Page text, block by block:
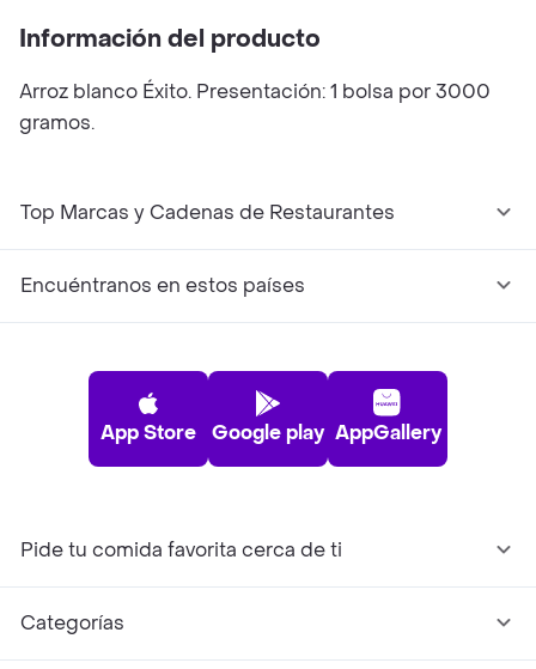
Información del producto
Arroz blanco Éxito. Presentación: 1 bolsa por 3000
gramos.
Top Marcas y Cadenas de Restaurantes
Encuéntranos en estos países
App Store Google play AppGallery
Pide tu comida favorita cerca de ti
Categorías